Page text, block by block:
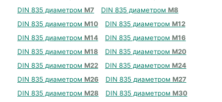
DIN 835 диаметром М7 DIN 835 диаметром М8
DIN 835 диаметром М10 DIN 835 диаметром М12
DIN 835 диаметром М14 DIN 835 диаметром М16
DIN 835 диаметром М18 DIN 835 диаметром М20
DIN 835 диаметром М22 DIN 835 диаметром М24
DIN 835 диаметром М26 DIN 835 диаметром М27
DIN 835 диаметром М28 DIN 835 диаметром М30